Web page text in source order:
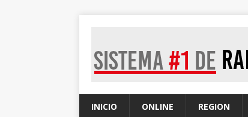
INICIO ONLINE REGION